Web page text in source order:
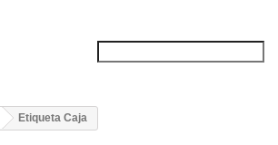
Etiqueta Caja